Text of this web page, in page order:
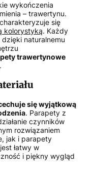
wykończenia
– trawertynu.
się
kolorystyką. Każdy
naturalnemu
trawertynowe
.
się wyjątkową
. Parapety z
czynników
rozwiązaniem
jak i parapety
łatwy w
i piękny wygląd